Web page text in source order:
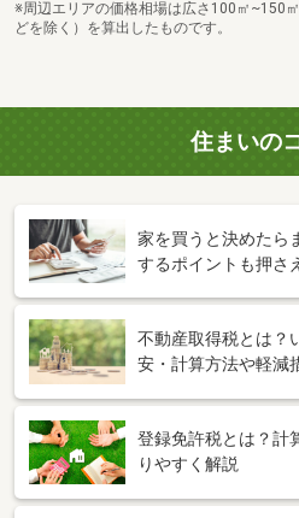
※周辺エリアの価格相場は広さ100㎡~150
どを除く）を算出したものです。
住まいの
家を買うと決めたら
するポイントも押さ
不動産取得税とは？
安・計算方法や軽減
登録免許税とは？計
りやすく解説